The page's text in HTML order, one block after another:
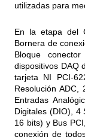
utilizadas para
En la etapa del
Bornera de
Bloque
dispositivos DAQ
tarjeta NI PCI-
Resolución
Entradas
Digitales (DIO), 4
16 bits) y Bus
conexión de